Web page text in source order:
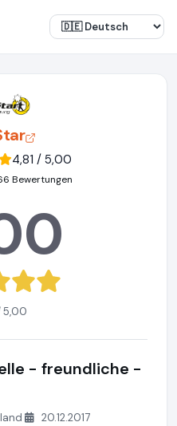
4,81 / 5,00
Bewertungen
5,00
- freundliche -
20.12.2017